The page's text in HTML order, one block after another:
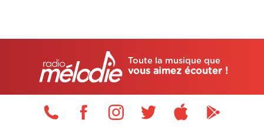
Toute la musique que
vous aimez écouter !